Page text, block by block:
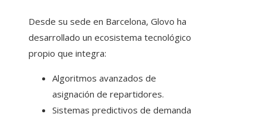
Desde su sede en Barcelona, Glovo ha
desarrollado un ecosistema tecnológico
propio que integra:
Algoritmos avanzados de
asignación de repartidores.
Sistemas predictivos de demanda